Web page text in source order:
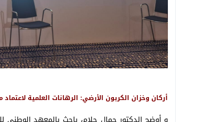
أركان وخزان الكربون الأرضي: الرهانات العلمية